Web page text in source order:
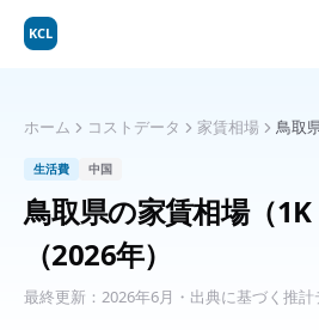
KCL
ホーム コストデータ 家賃相場 鳥取
生活費 中国
鳥取県の家賃相場（1K
（2026年）
最終更新： 2026年6月 ・出典に基づく推計